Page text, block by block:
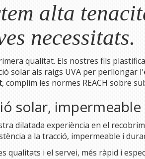
alta
necessitats.
qualitat. Els nostres fils
solar als raigs UVA per perllongar
, complim les normes REACH sobre
solar,
dilatada experiència en el
a la tracció, impermeable i
qualitats i el servei, més ràpid i